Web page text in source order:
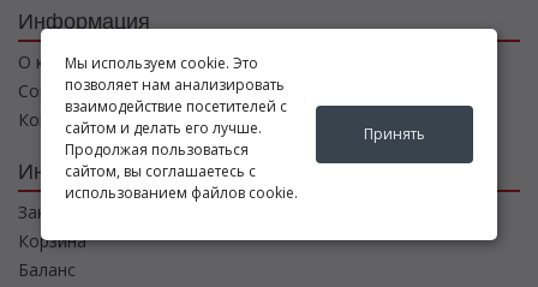
Информация
О компании
Соглашение
Контакты
Интернет магазин
Заказы
Корзина
Баланс
Мы используем cookie. Это
позволяет нам анализировать
взаимодействие посетителей с
сайтом и делать его лучше.
Продолжая пользоваться
сайтом, вы соглашаетесь с
использованием файлов cookie.
Принять